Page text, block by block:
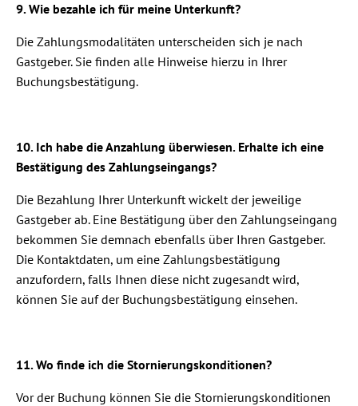
9. Wie bezahle ich für meine Unterkunft?
Die Zahlungsmodalitäten unterscheiden sich je nach
Gastgeber. Sie finden alle Hinweise hierzu in Ihrer
Buchungsbestätigung.
10. Ich habe die Anzahlung überwiesen. Erhalte ich eine
Bestätigung des Zahlungseingangs?
Die Bezahlung Ihrer Unterkunft wickelt der jeweilige
Gastgeber ab. Eine Bestätigung über den Zahlungseingang
bekommen Sie demnach ebenfalls über Ihren Gastgeber.
Die Kontaktdaten, um eine Zahlungsbestätigung
anzufordern, falls Ihnen diese nicht zugesandt wird,
können Sie auf der Buchungsbestätigung einsehen.
11. Wo finde ich die Stornierungskonditionen?
Vor der Buchung können Sie die Stornierungskonditionen